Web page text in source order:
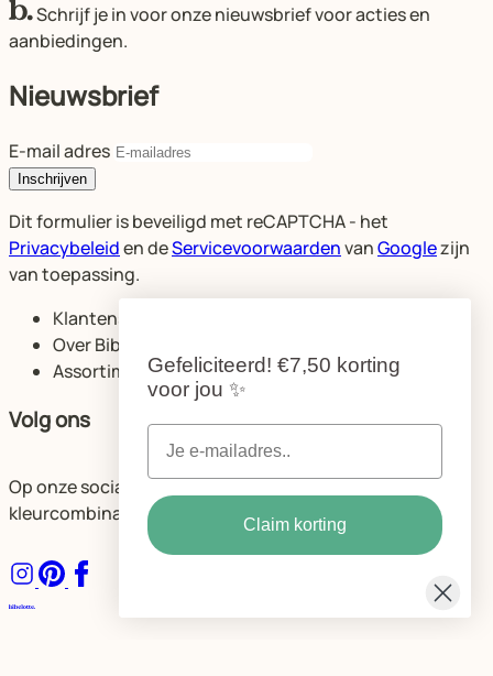
Schrijf je in voor onze nieuwsbrief voor acties en
aanbiedingen.
Nieuwsbrief
E-mail adres
Inschrijven
Dit formulier is beveiligd met reCAPTCHA - het
Privacybeleiden deServicevoorwaardenvanGooglezijn
van toepassing.
Klantenservice
Over Bibelotte
Assortiment
Volg ons
Op onze socials delen we volop ideeën voor de mooiste
kleurcombinaties en ruimtes.
Gefeliciteerd! €7,50 korting
voor jou ✨
Claim korting